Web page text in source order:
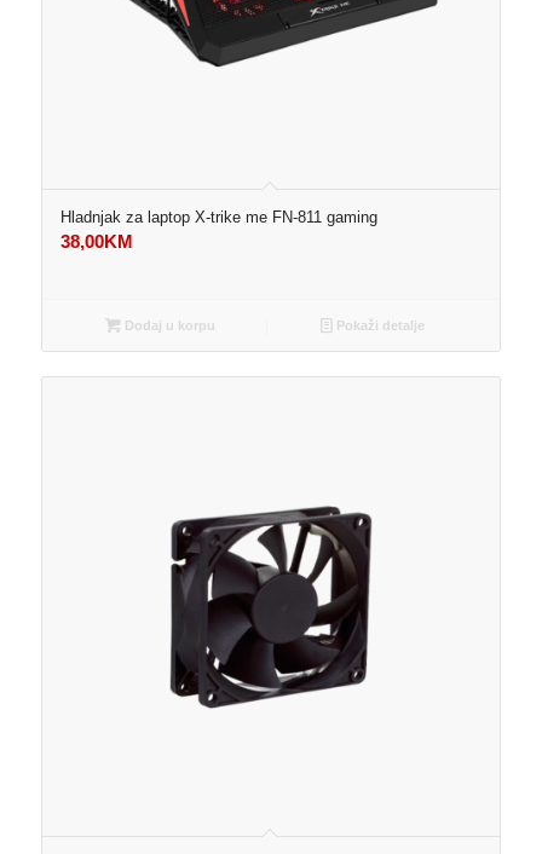
Hladnjak za laptop X-trike me FN-811 gaming
38,00KM
Dodaj u korpu Pokaži detalje